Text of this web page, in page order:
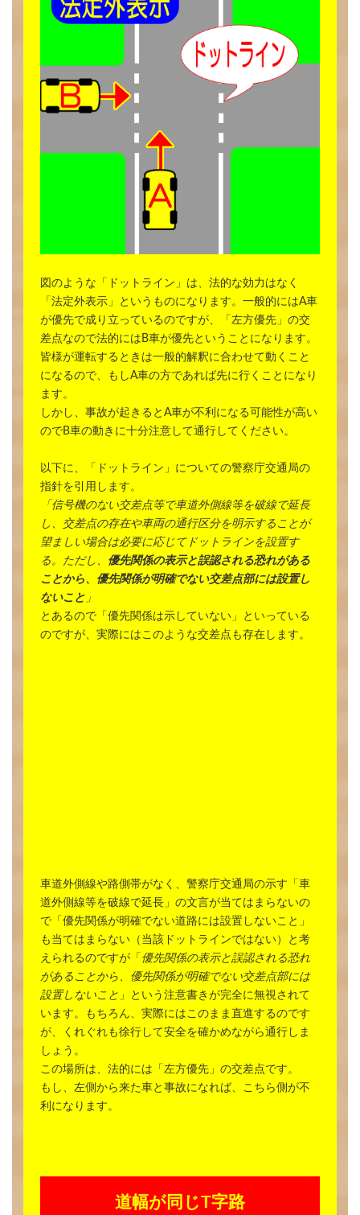
図のような「ドットライン」は、法的な効力はなく
「法定外表示」というものになります。一般的にはA車
が優先で成り立っているのですが、「左方優先」の交
差点なので法的にはB車が優先ということになります。
皆様が運転するときは一般的解釈に合わせて動くこと
になるので、もしA車の方であれば先に行くことになり
ます。
しかし、事故が起きるとA車が不利になる可能性が高い
のでB車の動きに十分注意して通行してください。
以下に、「ドットライン」についての警察庁交通局の
指針を引用します。
「信号機のない交差点等で車道外側線等を破線で延長
し、交差点の存在や車両の通行区分を明示することが
望ましい場合は必要に応じてドットラインを設置す
る。ただし、 優先関係の表示と誤認される恐れがある
ことから、優先関係が明確でない交差点部には設置し
ないこと 」
とあるので「優先関係は示していない」といっている
のですが、実際にはこのような交差点も存在します。
車道外側線や路側帯がなく、警察庁交通局の示す「車
道外側線等を破線で延長」の文言が当てはまらないの
で「優先関係が明確でない道路には設置しないこと」
も当てはまらない（当該ドットラインではない）と考
えられるのですが「 優先関係の表示と誤認される恐れ
があることから、優先関係が明確でない交差点部には
設置しないこと 」という注意書きが完全に無視されて
います。もちろん、実際にはこのまま直進するのです
が、くれぐれも徐行して安全を確かめながら通行しま
しょう。
この場所は、法的には「左方優先」の交差点です。
もし、左側から来た車と事故になれば、こちら側が不
利になります。
道幅が同じT字路